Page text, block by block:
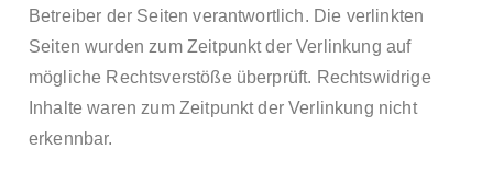
Betreiber der Seiten verantwortlich. Die verlinkten
Seiten wurden zum Zeitpunkt der Verlinkung auf
mögliche Rechtsverstöße überprüft. Rechtswidrige
Inhalte waren zum Zeitpunkt der Verlinkung nicht
erkennbar.